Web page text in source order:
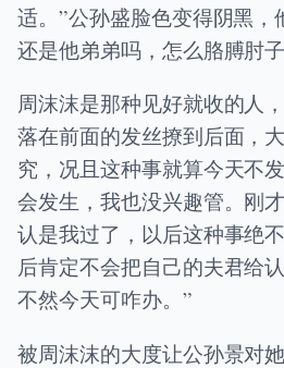
适。”公孙盛脸色变得阴黑，
还是他弟弟吗，怎么胳膊肘子
周沫沫是那种见好就收的人
落在前面的发丝撩到后面，
究，况且这种事就算今天不
会发生，我也没兴趣管。刚
认是我过了，以后这种事绝
后肯定不会把自己的夫君给
不然今天可咋办。”
被周沫沫的大度让公孙景对